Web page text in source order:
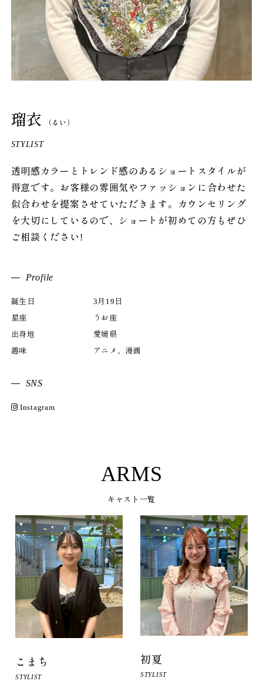
瑠衣 （るい）
STYLIST
透明感カラーとトレンド感のあるショートスタイルが
得意です。お客様の雰囲気やファッションに合わせた
似合わせを提案させていただきます。カウンセリング
を大切にしているので、ショートが初めての方もぜひ
ご相談ください!
Profile
誕生日
3月19日
星座
うお座
出身地
愛媛県
趣味
アニメ、漫画
SNS
Instagram
ARMS
キャスト一覧
こまち
STYLIST
初夏
STYLIST